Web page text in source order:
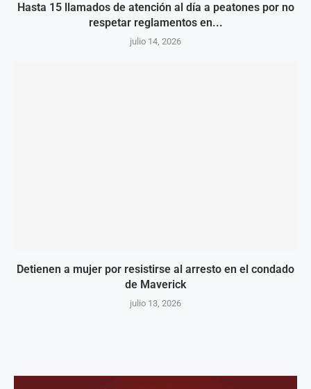
Hasta 15 llamados de atención al día a peatones por no
respetar reglamentos en...
julio 14, 2026
Detienen a mujer por resistirse al arresto en el condado
de Maverick
julio 13, 2026